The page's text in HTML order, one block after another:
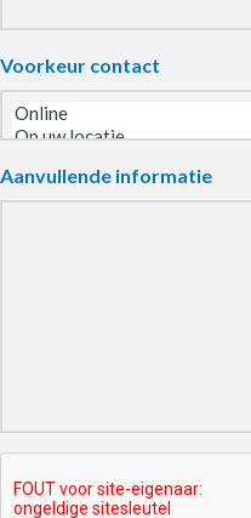
Voorkeur contact
Aanvullende informatie